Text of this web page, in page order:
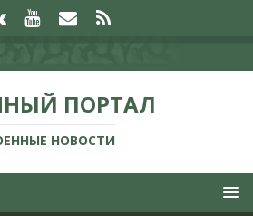
ПОРТАЛ
НОВОСТИ